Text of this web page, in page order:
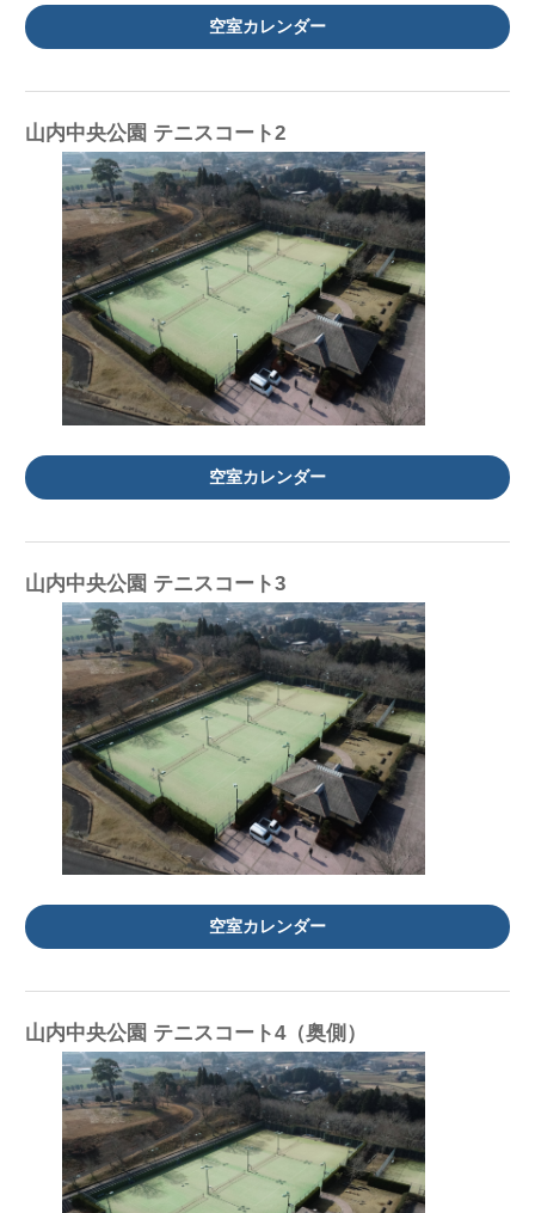
空室カレンダー
山内中央公園 テニスコート2
空室カレンダー
山内中央公園 テニスコート3
空室カレンダー
山内中央公園 テニスコート4（奥側）